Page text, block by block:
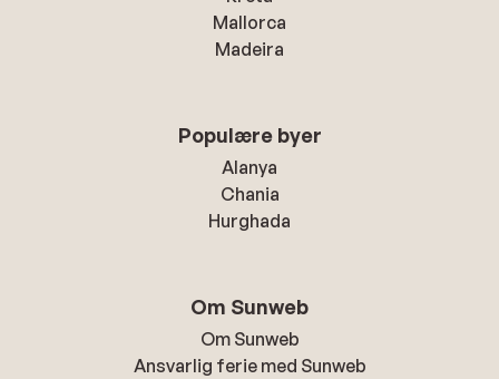
Mallorca
Madeira
Populære byer
Alanya
Chania
Hurghada
Om Sunweb
Om Sunweb
Ansvarlig ferie med Sunweb